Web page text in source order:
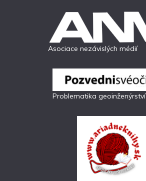
Asociace nezávislých médií
Problematika geoinženýrství